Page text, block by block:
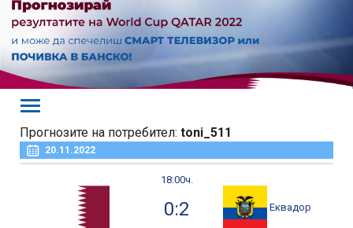
Прогнозите на потребител: toni_511
20.11.2022
18:00ч.
0:2 Еквадор